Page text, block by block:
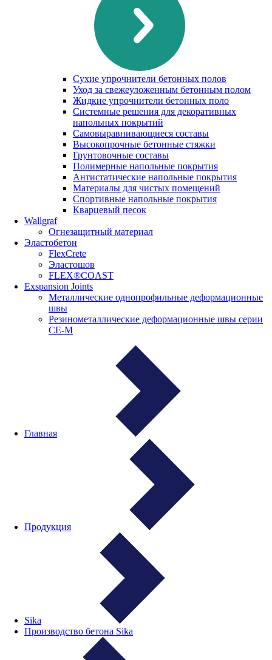
Сухие упрочнители бетонных полов
Уход за свежеуложенным бетонным полом
Жидкие упрочнители бетонных поло
Системные решения для декоративных
напольных покрытий
Самовыравнивающиеся составы
Высокопрочные бетонные стяжки
Грунтовочные составы
Полимерные напольные покрытия
Антистатические напольные покрытия
Материалы для чистых помещений
Спортивные напольные покрытия
Кварцевый песок
Wallgraf
Огнезащитный материал
Эластобетон
FlexCrete
Эластошов
FLEX®COAST
Exspansion Joints
Металлические однопрофильные деформационные
швы
Резинометаллические деформационные швы серии
СЕ-М
Главная
Продукция
Sika
Производство бетона Sika